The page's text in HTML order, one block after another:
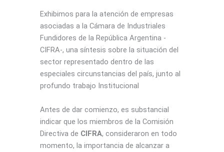
Exhibimos para la atención de empresas
asociadas a la Cámara de Industriales
Fundidores de la República Argentina -
CIFRA-, una síntesis sobre la situación del
sector representado dentro de las
especiales circunstancias del país, junto al
profundo trabajo Institucional
Antes de dar comienzo, es substancial
indicar que los miembros de la Comisión
Directiva de CIFRA, consideraron en todo
momento, la importancia de alcanzar a